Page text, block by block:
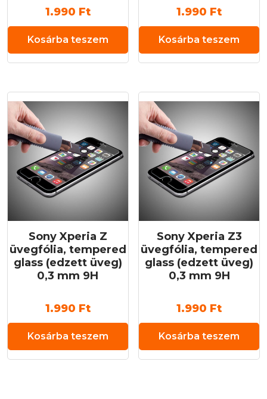
1.990 Ft
Kosárba teszem
1.990 Ft
Kosárba teszem
Sony Xperia Z
üvegfólia, tempered
glass (edzett üveg)
0,3 mm 9H
1.990 Ft
Kosárba teszem
Sony Xperia Z3
üvegfólia, tempered
glass (edzett üveg)
0,3 mm 9H
1.990 Ft
Kosárba teszem